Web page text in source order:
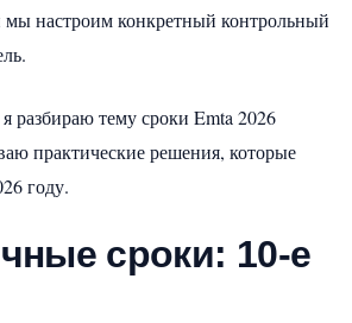
мы настроим конкретный контрольный
разбираю тему сроки Emta 2026
практические решения, которые
году.
сроки: 10-е